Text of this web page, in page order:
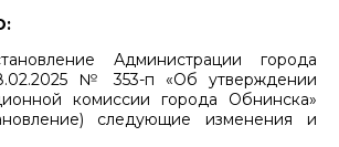
Администрации города
№ 353-п «Об утверждении
комиссии города Обнинска»
следующие изменения и